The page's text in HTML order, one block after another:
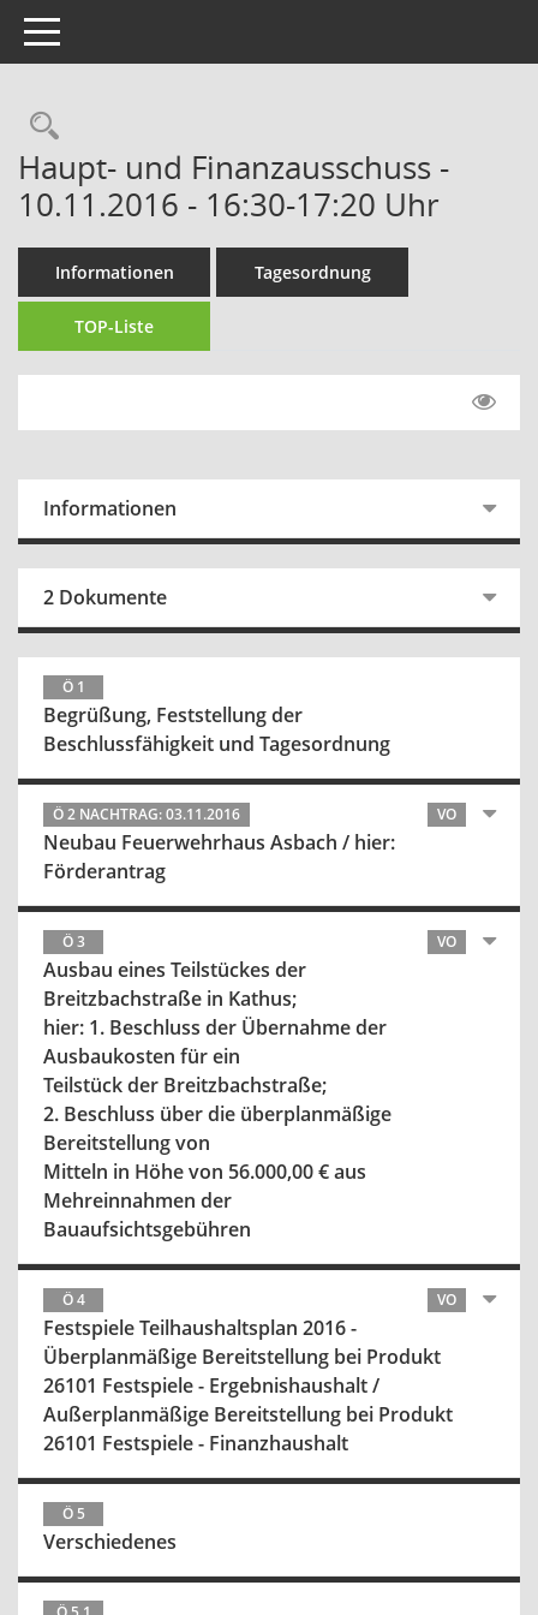
Toggle navigation
Rechercheauswahl
Haupt- und Finanzausschuss -
10.11.2016 - 16:30-17:20 Uhr
Informationen Tagesordnung
TOP-Liste
Informationen
2 Dokumente
Ö 1
Begrüßung, Feststellung der
Beschlussfähigkeit und Tagesordnung
Ö 2 NACHTRAG: 03.11.2016 VO
Neubau Feuerwehrhaus Asbach / hier:
Förderantrag
Ö 3 VO
Ausbau eines Teilstückes der
Breitzbachstraße in Kathus;
hier: 1. Beschluss der Übernahme der
Ausbaukosten für ein
Teilstück der Breitzbachstraße;
2. Beschluss über die überplanmäßige
Bereitstellung von
Mitteln in Höhe von 56.000,00 € aus
Mehreinnahmen der
Bauaufsichtsgebühren
Ö 4 VO
Festspiele Teilhaushaltsplan 2016 -
Überplanmäßige Bereitstellung bei Produkt
26101 Festspiele - Ergebnishaushalt /
Außerplanmäßige Bereitstellung bei Produkt
26101 Festspiele - Finanzhaushalt
Ö 5
Verschiedenes